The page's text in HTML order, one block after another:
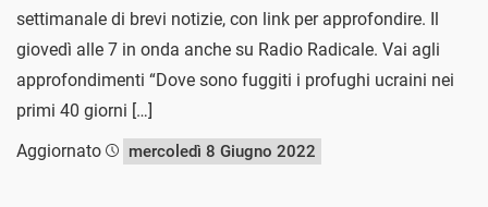
settimanale di brevi notizie, con link per approfondire. Il
giovedì alle 7 in onda anche su Radio Radicale. Vai agli
approfondimenti “Dove sono fuggiti i profughi ucraini nei
primi 40 giorni […]
Aggiornato
mercoledì 8 Giugno 2022